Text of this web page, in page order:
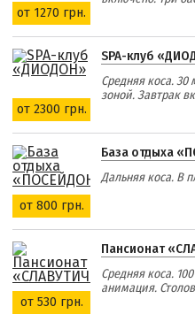
от 1270 грн.
от 2300 грн.
SPA-клуб
Средняя коса. 30
зоной. Завтрак
от 800 грн.
База отдыха
Дальняя коса. В
от 530 грн.
Пансионат
Средняя коса.
анимация.